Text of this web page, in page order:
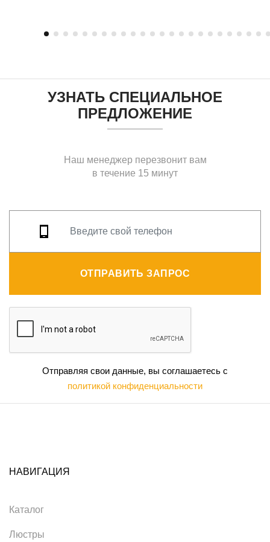
УЗНАТЬ СПЕЦИАЛЬНОЕ
ПРЕДЛОЖЕНИЕ
Наш менеджер перезвонит вам
в течение 15 минут
ОТПРАВИТЬ ЗАПРОС
Отправляя свои данные, вы соглашаетесь с
политикой конфиденциальности
НАВИГАЦИЯ
Каталог
Люстры